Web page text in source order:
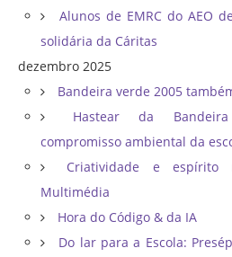
Alunos de EMRC do AEO
solidária da Cáritas
dezembro 2025
Bandeira verde 2005
Hastear da Bandeira
compromisso ambiental da
Criatividade e espírito
Multimédia
Hora do Código & da IA
Do lar para a Escola: